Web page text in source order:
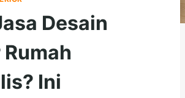
Desain
Ini